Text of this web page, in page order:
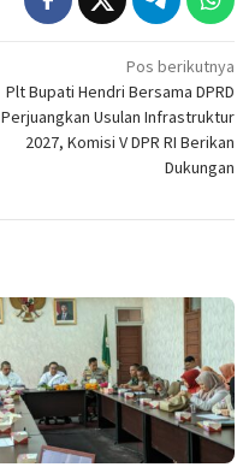
Pos berikutnya
Plt Bupati Hendri Bersama DPRD
Perjuangkan Usulan Infrastruktur
2027, Komisi V DPR RI Berikan
Dukungan